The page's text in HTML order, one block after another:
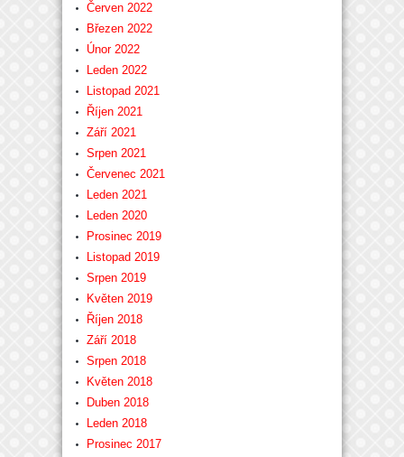
Červen 2022
Březen 2022
Únor 2022
Leden 2022
Listopad 2021
Říjen 2021
Září 2021
Srpen 2021
Červenec 2021
Leden 2021
Leden 2020
Prosinec 2019
Listopad 2019
Srpen 2019
Květen 2019
Říjen 2018
Září 2018
Srpen 2018
Květen 2018
Duben 2018
Leden 2018
Prosinec 2017